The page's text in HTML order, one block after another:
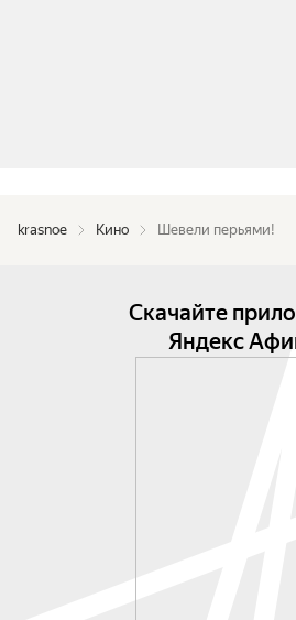
krasnoe Кино Шевели перьями!
Скачайте
Яндекс